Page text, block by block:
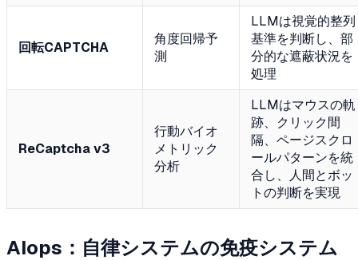
回転CAPTCHA
角度回帰予
測
LLMは視覚的整列
基準を判断し、部
分的な遮蔽状況を
処理
ReCaptcha v3
行動バイオ
メトリック
分析
LLMはマウスの軌
跡、クリック間
隔、ページスクロ
ールパターンを統
合し、人間とボッ
トの判断を実現
AIops：自律システムの免疫システム